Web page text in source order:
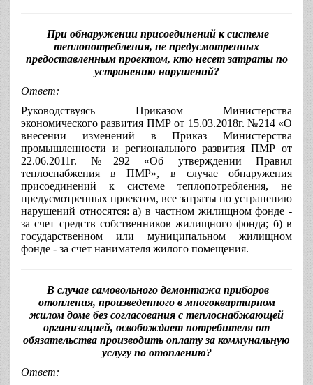
При обнаружении присоединений к системе
теплопотребления, не предусмотренных
предоставленным проектом, кто несет затраты по
устранению нарушений?
Ответ:
Руководствуясь Приказом Министерства
экономического развития ПМР от 15.03.2018г. №214 «О
внесении изменений в Приказ Министерства
промышленности и регионального развития ПМР от
22.06.2011г. №292 «Об утверждении Правил
теплоснабжения в ПМР», в случае обнаружения
присоединений к системе теплопотребления, не
предусмотренных проектом, все затраты по устранению
нарушений относятся: а) в частном жилищном фонде -
за счет средств собственников жилищного фонда; б) в
государственном или муниципальном жилищном
фонде - за счет нанимателя жилого помещения.
В случае самовольного демонтажа приборов
отопления, произведенного в многоквартирном
жилом доме без согласования с теплоснабжающей
организацией, освобождает потребителя от
обязательства производить оплату за коммунальную
услугу по отоплению?
Ответ: